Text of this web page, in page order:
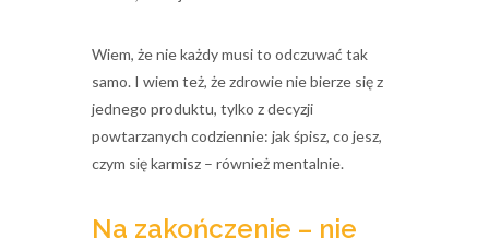
Wiem, że nie każdy musi to odczuwać tak
samo. I wiem też, że zdrowie nie bierze się z
jednego produktu, tylko z decyzji
powtarzanych codziennie: jak śpisz, co jesz,
czym się karmisz – również mentalnie.
Na zakończenie – nie